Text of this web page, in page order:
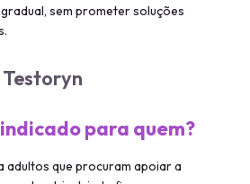
sem prometer soluções
Testoryn
para quem?
adultos que procuram apoiar a